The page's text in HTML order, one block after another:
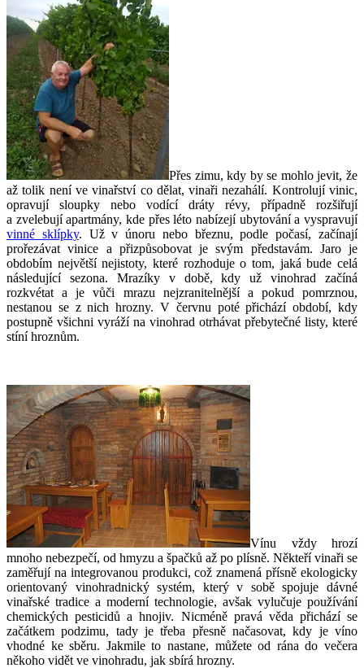
Přes zimu, kdy by se mohlo jevit, že
až tolik není ve vinařství co dělat, vinaři nezahálí. Kontrolují vinic,
opravují sloupky nebo vodící dráty révy, případně rozšiřují
a zvelebují apartmány, kde přes léto nabízejí ubytování a vyspravují
vinné sklípky. Už v únoru nebo březnu, podle počasí, začínají
prořezávat vinice a přizpůsobovat je svým představám. Jaro je
obdobím největší nejistoty, které rozhoduje o tom, jaká bude celá
následující sezona. Mrazíky v době, kdy už vinohrad začíná
rozkvétat a je vůči mrazu nejzranitelnější a pokud pomrznou,
nestanou se z nich hrozny. V červnu poté přichází období, kdy
postupně všichni vyráží na vinohrad otrhávat přebytečné listy, které
stíní hroznům.
Vínu vždy hrozí
mnoho nebezpečí, od hmyzu a špačků až po plísně. Někteří vinaři se
zaměřují na integrovanou produkci, což znamená přísně ekologicky
orientovaný vinohradnický systém, který v sobě spojuje dávné
vinařské tradice a moderní technologie, avšak vylučuje používání
chemických pesticidů a hnojiv. Nicméně pravá věda přichází se
začátkem podzimu, tady je třeba přesně načasovat, kdy je víno
vhodné ke sběru. Jakmile to nastane, můžete od rána do večera
někoho vidět ve vinohradu, jak sbírá hrozny.